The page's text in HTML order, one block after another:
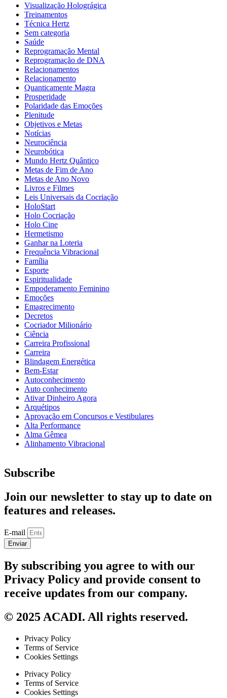
Visualização Holográgica
Treinamentos
Técnica Hertz
Sem categoria
Saúde
Reprogramação Mental
Reprogramação de DNA
Relacionamentos
Relacionamento
Quanticamente Magra
Prosperidade
Polaridade das Emoções
Plenitude
Objetivos e Metas
Notícias
Neurociência
Neurobótica
Mundo Hertz Quântico
Metas de Fim de Ano
Metas de Ano Novo
Livros e Filmes
Leis Universais da Cocriação
HoloStart
Holo Cocriação
Holo Cine
Hermetismo
Ganhar na Loteria
Frequência Vibracional
Família
Esporte
Espiritualidade
Empoderamento Feminino
Emoções
Emagrecimento
Decretos
Cocriador Milionário
Ciência
Carreira Profissional
Carreira
Blindagem Energética
Bem-Estar
Autoconhecimento
Auto conhecimento
Ativar Dinheiro Agora
Arquétipos
Aprovação em Concursos e Vestibulares
Alta Performance
Alma Gêmea
Alinhamento Vibracional
Subscribe
Join our newsletter to stay up to date on
features and releases.
E-mail
Enviar
By subscribing you agree to with our
Privacy Policy and provide consent to
receive updates from our company.
© 2025 ACADI. All rights reserved.
Privacy Policy
Terms of Service
Cookies Settings
Privacy Policy
Terms of Service
Cookies Settings